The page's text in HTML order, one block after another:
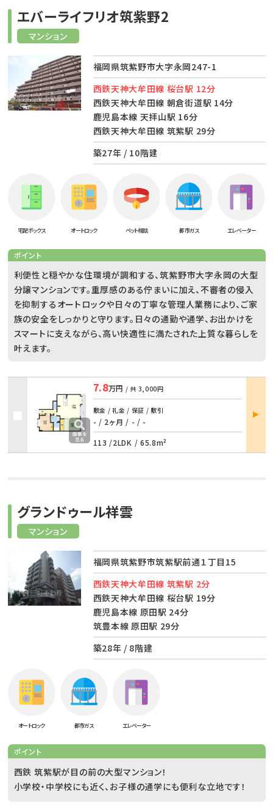
マンション
エバーライフリオ筑紫野2
福岡県筑紫野市大字永岡247-1
西鉄天神大牟田線 桜台駅 12分
西鉄天神大牟田線 朝倉街道駅 14分
鹿児島本線 天拝山駅 16分
西鉄天神大牟田線 筑紫駅 29分
築27年 / 10階建
宅配ボックス オートロック ペット相談 都市ガス エレベーター
ポイント
利便性と穏やかな住環境が調和する、筑紫野市大字永岡の大型
分譲マンションです。重厚感のある佇まいに加え、不審者の侵入
を抑制するオートロックや日々の丁寧な管理人業務により、ご家
族の安全をしっかりと守ります。日々の通勤や通学、お出かけを
スマートに支えながら、高い快適性に満たされた上質な暮らしを
叶えます。
7.8万円 / 共 3,000円
敷金 / 礼金 / 保証 / 敷引
- / 2ヶ月 / - / -
113 /2LDK / 65.8m²
部屋
詳細
マンション
グランドゥール祥雲
福岡県筑紫野市筑紫駅前通１丁目15
西鉄天神大牟田線 筑紫駅 2分
西鉄天神大牟田線 桜台駅 19分
鹿児島本線 原田駅 24分
筑豊本線 原田駅 29分
築28年 / 8階建
オートロック 都市ガス エレベーター
ポイント
西鉄 筑紫駅が目の前の大型マンション！
小学校・中学校にも近く、お子様の通学にも便利な立地です！